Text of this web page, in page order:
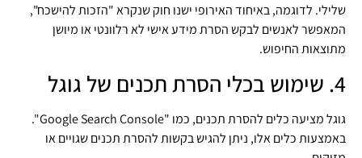
שלילי. לדוגמה, באיחוד האירופי ישנו חוק שנקרא "הזכות להישכח",
המאפשר לאנשים לבקש הסרת מידע אישי לא רלוונטי או מיושן
מתוצאות החיפוש.
4. שימוש בכלי הסרת תכנים של גוגל
גוגל מציעה כלים להסרת תכנים, כמו "Google Search Console".
באמצעות כלים אלו, ניתן להגיש בקשות להסרת תכנים שגויים או